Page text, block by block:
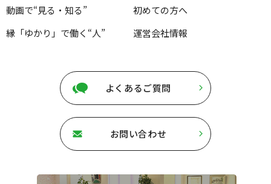
動画で“見る・知る”
初めての方へ
縁「ゆかり」で働く“人”
運営会社情報
よくあるご質問
お問い合わせ